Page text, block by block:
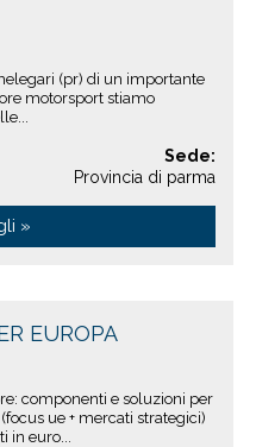
(pr) di un importante
motorsport stiamo
Sede:
Provincia di parma
»
EUROPA
componenti e soluzioni per
ue + mercati strategici)
in euro...